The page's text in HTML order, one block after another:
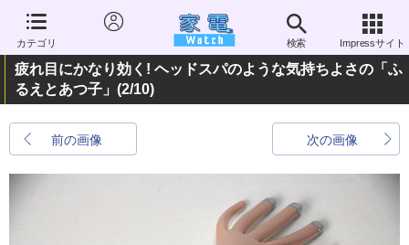
カテゴリ 検索 Impressサイト
疲れ目にかなり効く! ヘッドスパのような気持ちよさの「ふ
るえとあつ子」 (2/10)
前の画像 次の画像